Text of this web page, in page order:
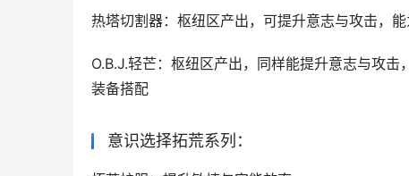
热塔切割器‌：枢纽区产出，可提升意志与
O.B.J.轻芒‌：枢纽区产出，同样能提升意志
装备搭配
意识选择拓荒系列：